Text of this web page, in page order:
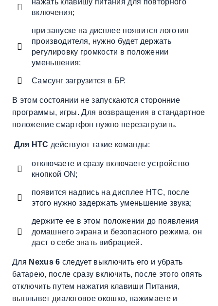
нажать клавишу питания для повторного
включения;
при запуске на дисплее появится логотип
производителя, нужно будет держать
регулировку громкости в положении
уменьшения;
Самсунг загрузится в БР.
В этом состоянии не запускаются сторонние
программы, игры. Для возвращения в стандартное
положение смартфон нужно перезагрузить.
Для HTC действуют такие команды:
отключаете и сразу включаете устройство
кнопкой ON;
появится надпись на дисплее HTC, после
этого нужно задержать уменьшение звука;
держите ее в этом положении до появления
домашнего экрана и безопасного режима, он
даст о себе знать вибрацией.
Для Nexus 6 следует выключить его и убрать
батарею, после сразу включить, после этого опять
отключить путем нажатия клавиши Питания,
выплывет диалоговое окошко, нажимаете и